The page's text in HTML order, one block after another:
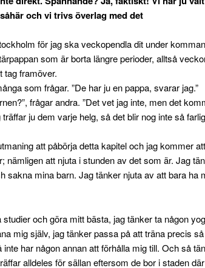
såhär och vi trivs överlag med det
för jag ska veckopendla dit under
som är borta längre perioder, alltså
tag framöver.
som frågar. ”De har ju en pappa, svarar jag.”
frågar andra. ”Det vet jag inte, men det
ju dem varje helg, så det blir nog inte så
att påbörja detta kapitel och jag kommer
nämligen att njuta i stunden av det som är. Jag
sakna mina barn. Jag tänker njuta av att bara ha
och göra mitt bästa, jag tänker ta någon
mig själv, jag tänker passa på att träna precis
har någon annan att förhålla mig till. Och så
alldeles för sällan eftersom de bor i staden